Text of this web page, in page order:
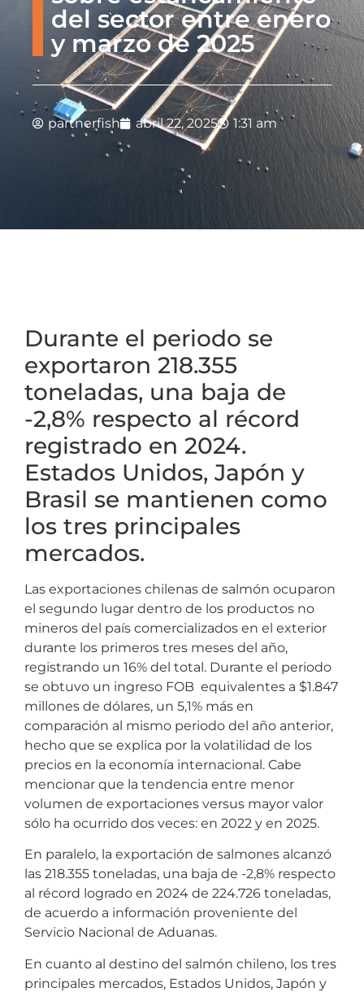
del sector entre enero
y marzo de 2025
partnerfish abril 22, 2025 1:31 am
Durante el periodo se
exportaron 218.355
toneladas, una baja de
-2,8% respecto al récord
registrado en 2024.
Estados Unidos, Japón y
Brasil se mantienen como
los tres principales
mercados.
Las exportaciones chilenas de salmón ocuparon
el segundo lugar dentro de los productos no
mineros del país comercializados en el exterior
durante los primeros tres meses del año,
registrando un 16% del total. Durante el periodo
se obtuvo un ingreso FOB equivalentes a $1.847
millones de dólares, un 5,1% más en
comparación al mismo periodo del año anterior,
hecho que se explica por la volatilidad de los
precios en la economía internacional. Cabe
mencionar que la tendencia entre menor
volumen de exportaciones versus mayor valor
sólo ha ocurrido dos veces: en 2022 y en 2025.
En paralelo, la exportación de salmones alcanzó
las 218.355 toneladas, una baja de -2,8% respecto
al récord logrado en 2024 de 224.726 toneladas,
de acuerdo a información proveniente del
Servicio Nacional de Aduanas.
En cuanto al destino del salmón chileno, los tres
principales mercados, Estados Unidos, Japón y